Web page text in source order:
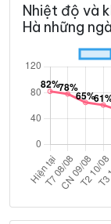
Nhiệt độ và
Hà những